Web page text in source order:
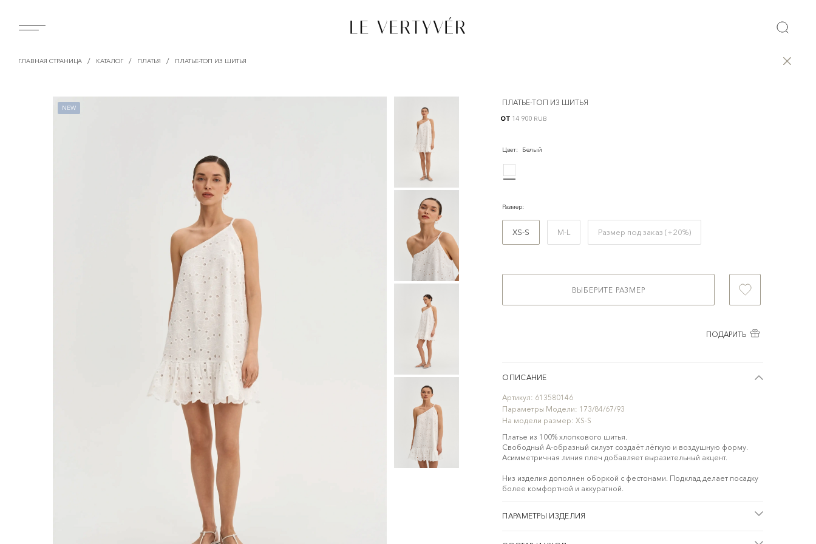
ГЛАВНАЯ СТРАНИЦА / КАТАЛОГ / ПЛАТЬЯ / ПЛАТЬЕ-ТОП ИЗ ШИТЬЯ
NEW
ПЛАТЬЕ-ТОП ИЗ ШИТЬЯ
от 14 900 RUB
Цвет: Белый
Размер:
XS-S M-L Размер под заказ (+20%)
ВЫБЕРИТЕ РАЗМЕР
ПОДАРИТЬ
ОПИСАНИЕ
Артикул: 613580146
Параметры Модели: 173/84/67/93
На модели размер: XS-S
Платье из 100% хлопкового шитья.
Свободный А-образный силуэт создаёт лёгкую и воздушную форму.
Асимметричная линия плеч добавляет выразительный акцент.
Низ изделия дополнен оборкой с фестонами. Подклад делает посадку
более комфортной и аккуратной.
ПАРАМЕТРЫ ИЗДЕЛИЯ